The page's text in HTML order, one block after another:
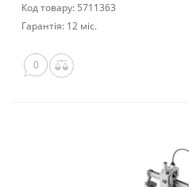
Код товару: 5711363
Гарантія: 12 міс.
0